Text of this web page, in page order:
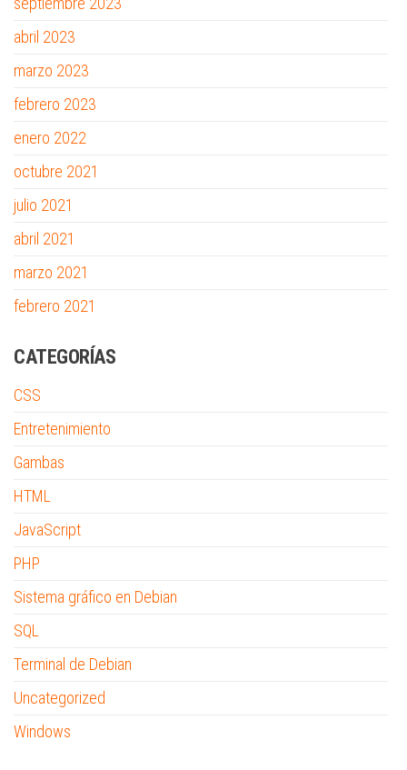
abril 2023
marzo 2023
febrero 2023
enero 2022
octubre 2021
julio 2021
abril 2021
marzo 2021
febrero 2021
CATEGORÍAS
CSS
Entretenimiento
Gambas
HTML
JavaScript
PHP
Sistema gráfico en Debian
SQL
Terminal de Debian
Uncategorized
Windows